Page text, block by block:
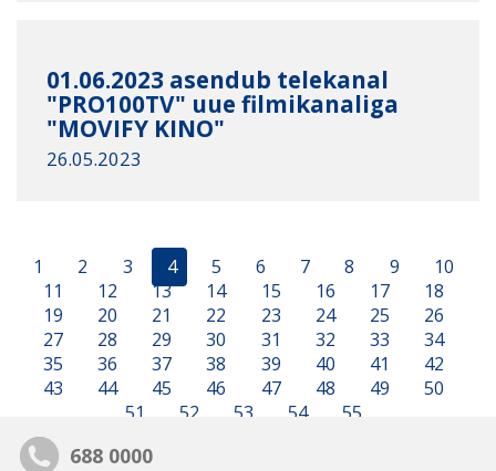
01.06.2023 asendub telekanal
"PRO100TV" uue filmikanaliga
"MOVIFY KINO"
26.05.2023
1 2 3 4 5 6 7 8 9
10
11
12 13 14 15 16 17
18
19
20 21 22 23 24 25
26
27
28 29 30 31 32 33
34
35
36 37 38 39 40 41
42
43
44 45 46 47 48 49
50
51
52 53 54 55
688 0000